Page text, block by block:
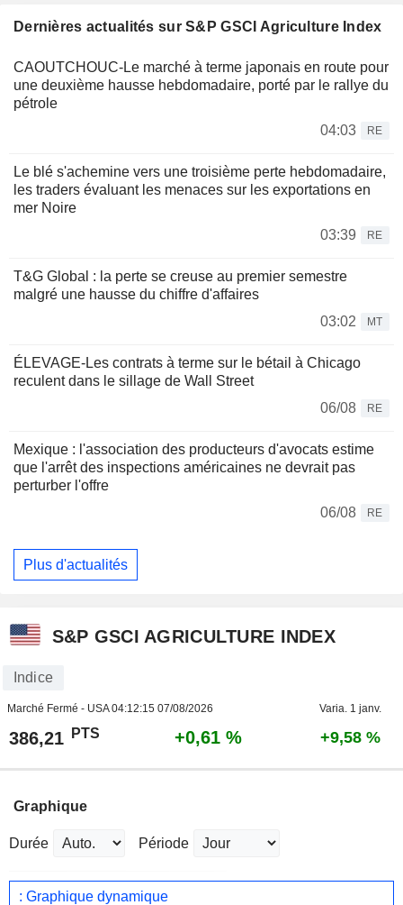
Dernières actualités sur S&P GSCI Agriculture Index
CAOUTCHOUC-Le marché à terme japonais en route pour
une deuxième hausse hebdomadaire, porté par le rallye du
pétrole
04:03
RE
Le blé s'achemine vers une troisième perte hebdomadaire,
les traders évaluant les menaces sur les exportations en
mer Noire
03:39
RE
T&G Global : la perte se creuse au premier semestre
malgré une hausse du chiffre d'affaires
03:02
MT
ÉLEVAGE-Les contrats à terme sur le bétail à Chicago
reculent dans le sillage de Wall Street
06/08
RE
Mexique : l'association des producteurs d'avocats estime
que l'arrêt des inspections américaines ne devrait pas
perturber l'offre
06/08
RE
Plus d'actualités
S&P GSCI AGRICULTURE INDEX
Indice
Marché Fermé - USA04:12:15 07/08/2026 Varia. 1 janv.
386,21 PTS +0,61 % +9,58 %
Graphique
Durée Période
: Graphique dynamique